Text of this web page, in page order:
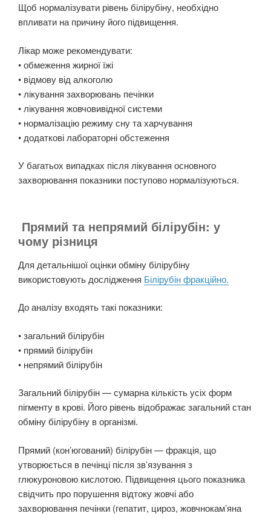
Щоб нормалізувати рівень білірубіну, необхідно
впливати на причину його підвищення.
Лікар може рекомендувати:
• обмеження жирної їжі
• відмову від алкоголю
• лікування захворювань печінки
• лікування жовчовивідної системи
• нормалізацію режиму сну та харчування
• додаткові лабораторні обстеження
У багатьох випадках після лікування основного
захворювання показники поступово нормалізуються.
Прямий та непрямий білірубін: у
чому різниця
Для детальнішої оцінки обміну білірубіну
використовують дослідження Білірубін фракційно.
До аналізу входять такі показники:
• загальний білірубін
• прямий білірубін
• непрямий білірубін
Загальний білірубін— сумарна кількість усіх форм
пігменту в крові. Його рівень відображає загальний стан
обміну білірубіну в організмі.
Прямий (кон’югований) білірубін— фракція, що
утворюється в печінці після зв’язування з
глюкуроновою кислотою. Підвищення цього показника
свідчить про порушення відтоку жовчі або
захворювання печінки (гепатит, цироз, жовчнокам’яна